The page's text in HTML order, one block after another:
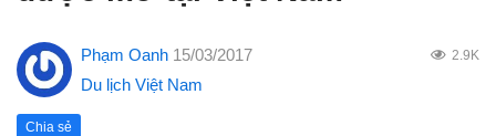
Phạm Oanh 15/03/2017 2.9K
Du lịch Việt Nam
Chia sẻ